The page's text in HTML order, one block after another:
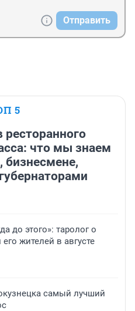
Отправить
5
что мы знаем
бизнесмене,
до этого»: таролог о
жителей в августе
самый лучший